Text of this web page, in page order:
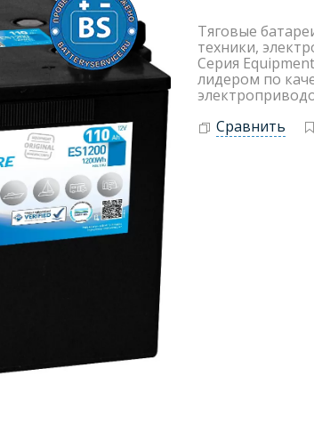
Тяговые
техники,
Серия
лидером по
Сравнить